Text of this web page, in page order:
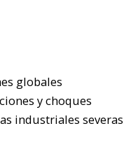
globales
y choques
industriales severas